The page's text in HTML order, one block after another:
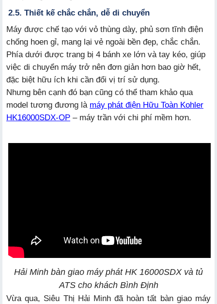
2.5. Thiết kế chắc chắn, dễ di chuyển
Máy được chế tạo với vỏ thùng dày, phủ sơn tĩnh điện
chống hoen gỉ, mang lại vẻ ngoài bền đẹp, chắc chắn.
Phía dưới được trang bị 4 bánh xe lớn và tay kéo, giúp
việc di chuyển máy trở nên đơn giản hơn bao giờ hết,
đặc biệt hữu ích khi cần đổi vị trí sử dụng.
Nhưng bên cạnh đó bạn cũng có thể tham khảo qua
model tương đương là máy phát điện Hữu Toàn Kohler
HK16000SDX-OP – máy trần với chi phí mềm hơn.
Hải Minh bàn giao máy phát HK 16000SDX và tủ
ATS cho khách Bình Định
Vừa qua, Siêu Thị Hải Minh đã hoàn tất bàn giao máy